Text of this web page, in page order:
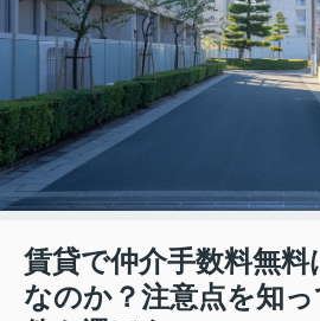
賃貸で仲介手数料無
なのか？注意点を知